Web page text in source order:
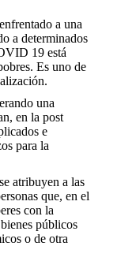
a una
a determinados
19 está
Es uno de
una
en la post
e
para la
atribuyen a las
que, en el
con la
públicos
o de otra